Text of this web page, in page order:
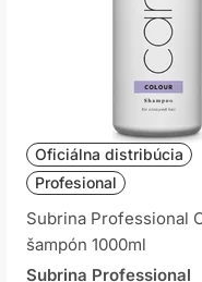
Oficiálna distribúcia
Profesional
Subrina Professional
šampón 1000ml
Subrina Professional